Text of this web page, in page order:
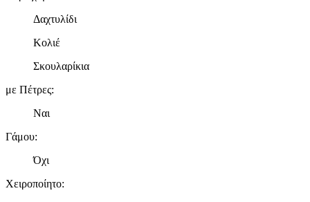
Δαχτυλίδι
Κολιέ
Σκουλαρίκια
με Πέτρες:
Ναι
Γάμου:
Όχι
Χειροποίητο: